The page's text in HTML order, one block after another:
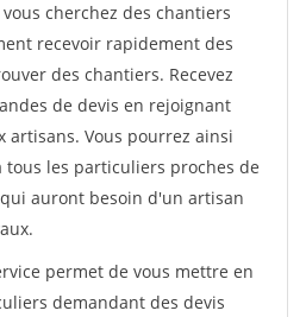
cherchez des chantiers
recevoir rapidement des
des chantiers. Recevez
de devis en rejoignant
artisans. Vous pourrez ainsi
tous les particuliers proches de
auront besoin d'un artisan
permet de vous mettre en
demandant des devis